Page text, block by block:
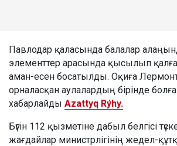
Павлодар қаласында балалар
элементтер арасында қысылып
аман-есен босатылды. Оқиға
орналасқан аулалардың бірінде
хабарлайды Azattyq Rýhy.
Бүгін 112 қызметіне дабыл белгісі
жағдайлар министрлігінің жедел-